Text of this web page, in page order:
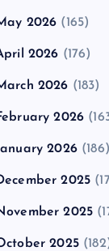
2026 (165)
2026 (176)
2026 (183)
2026
2026(186)
2025
2025
2025